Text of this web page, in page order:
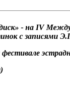
- на IV
с записями